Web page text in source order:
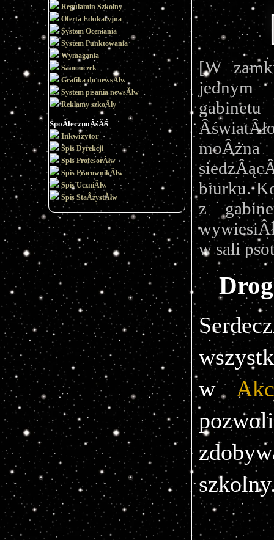
Regulamin Szkolny
Oferta Edukacyjna
System Oceniania
System Punktowania
Wymagania
Samouczek
Grafika do newsĂłw
System pisania newsĂłw
Reklamy szkoÂły
SpoÂłecznoÂśĂŚ
Inkwizytor
Spis Dyrekcji
Spis ProfesorĂłw
Spis PracownikĂłw
Spis UczniĂłw
Spis StaÂżystĂłw
[W
jednym
moÂżna
biurku.
z
w sali
w